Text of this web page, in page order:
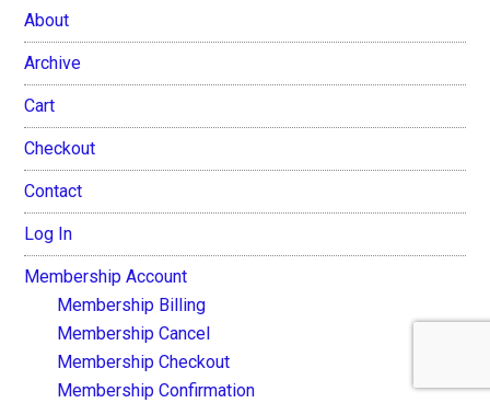
About
Archive
Cart
Checkout
Contact
Log In
Membership Account
Membership Billing
Membership Cancel
Membership Checkout
Membership Confirmation